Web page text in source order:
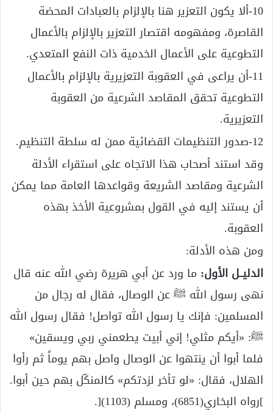
10-ألا يكون التعزير هنا بالإلزام بالعبادات المحضة
القاصرة، ومفهومه اقتصار التعزير بالإلزام بالأعمال
التطوعية على الأعمال الخدمية ذات النفع المتعدي.
11-أن يراعى في العقوبة التعزيرية بالإلزام بالأعمال
التطوعية تحقق المقاصد الشرعية من العقوبة
التعزيرية.
12-صدور التنظيمات القضائية ممن له سلطة التنظيم.
وقد استند أصحاب هذا الاتجاه على استقراء الأدلة
الشرعية ومقاصد الشريعة وقواعدها العامة مما يمكن
أن يستند إليه في القول بمشروعية الأخذ بهذه
العقوبة.
ومن هذه الأدلة:
الدليــل الأول: ما ورد عن أبي هريرة رضي الله عنه قال
نهى رسول الله ﷺ عن الوصال، فقال له رجال من
المسلمين: فإنك يا رسول الله تواصل! فقال رسول الله
ﷺ: «أيكم مثلي! إني أبيت يطعمني ربي ويسقين»
فلما أبوا أن ينتهوا عن الوصال واصل بهم يوماً ثم رأوا
الهلال، فقال: «لو تأخر لزدتكم» كالمنكّل بهم حين أبوا.
]رواه البخاري(6851)، ومسلم (1103)[.